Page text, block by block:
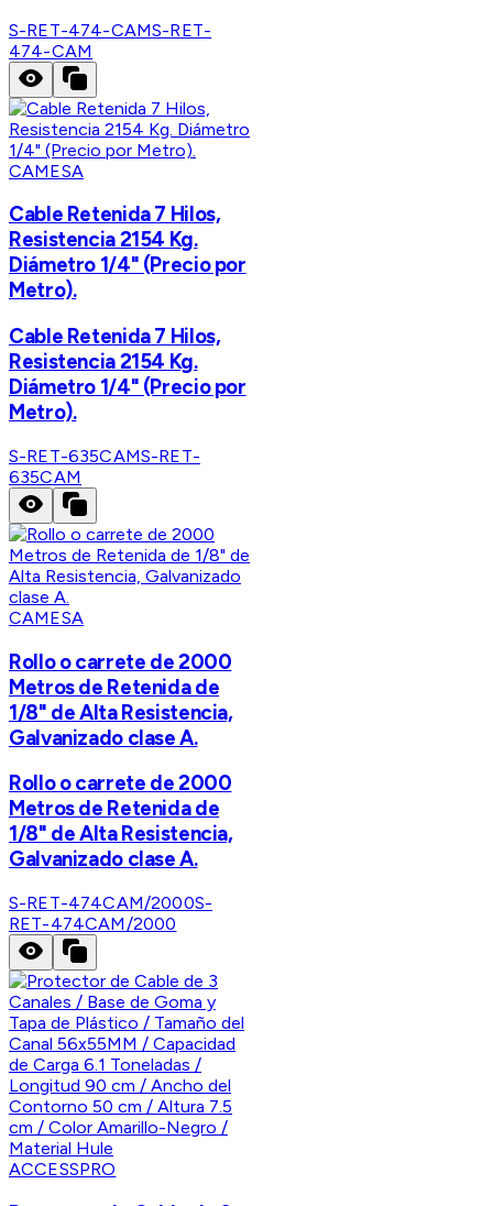
S-RET-474-CAMS-RET-
474-CAM
CAMESA
Cable Retenida 7 Hilos,
Resistencia 2154 Kg.
Diámetro 1/4" (Precio por
Metro).
Cable Retenida 7 Hilos,
Resistencia 2154 Kg.
Diámetro 1/4" (Precio por
Metro).
S-RET-635CAMS-RET-
635CAM
CAMESA
Rollo o carrete de 2000
Metros de Retenida de
1/8" de Alta Resistencia,
Galvanizado clase A.
Rollo o carrete de 2000
Metros de Retenida de
1/8" de Alta Resistencia,
Galvanizado clase A.
S-RET-474CAM/2000S-
RET-474CAM/2000
ACCESSPRO